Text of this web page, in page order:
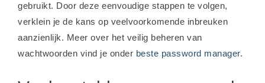
gebruikt. Door deze eenvoudige stappen te volgen,
verklein je de kans op veelvoorkomende inbreuken
aanzienlijk. Meer over het veilig beheren van
wachtwoorden vind je onder beste password manager.